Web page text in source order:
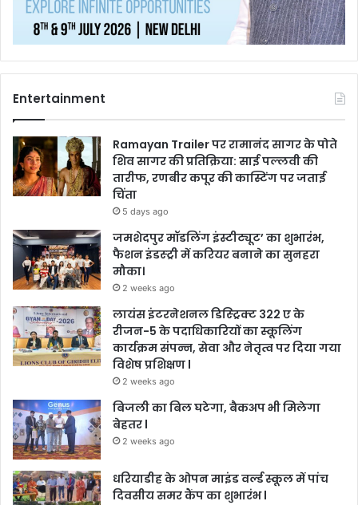
Entertainment
Ramayan Trailer पर रामानंद सागर के पोते
शिव सागर की प्रतिक्रिया: साई पल्लवी की
तारीफ, रणबीर कपूर की कास्टिंग पर जताई
चिंता
5 days ago
जमशेदपुर मॉडलिंग इंस्टीट्यूट’ का शुभारंभ,
फैशन इंडस्ट्री में करियर बनाने का सुनहरा
मौका।
2 weeks ago
लायंस इंटरनेशनल डिस्ट्रिक्ट 322 ए के
रीजन-5 के पदाधिकारियों का स्कूलिंग
कार्यक्रम संपन्न, सेवा और नेतृत्व पर दिया गया
विशेष प्रशिक्षण l
2 weeks ago
बिजली का बिल घटेगा, बैकअप भी मिलेगा
बेहतर l
2 weeks ago
धरियाडीह के ओपन माइंड वर्ल्ड स्कूल में पांच
दिवसीय समर कैंप का शुभारंभ l